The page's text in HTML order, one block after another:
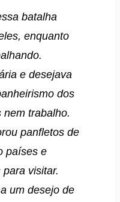
batalha
enquanto
e desejava
dos
nem trabalho.
panfletos de
países e
visitar.
um desejo de